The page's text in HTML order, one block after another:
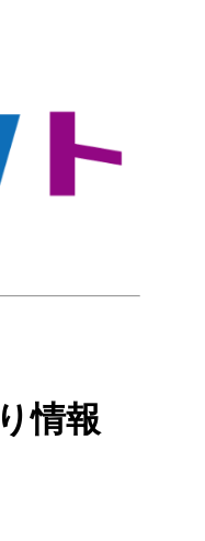
情報